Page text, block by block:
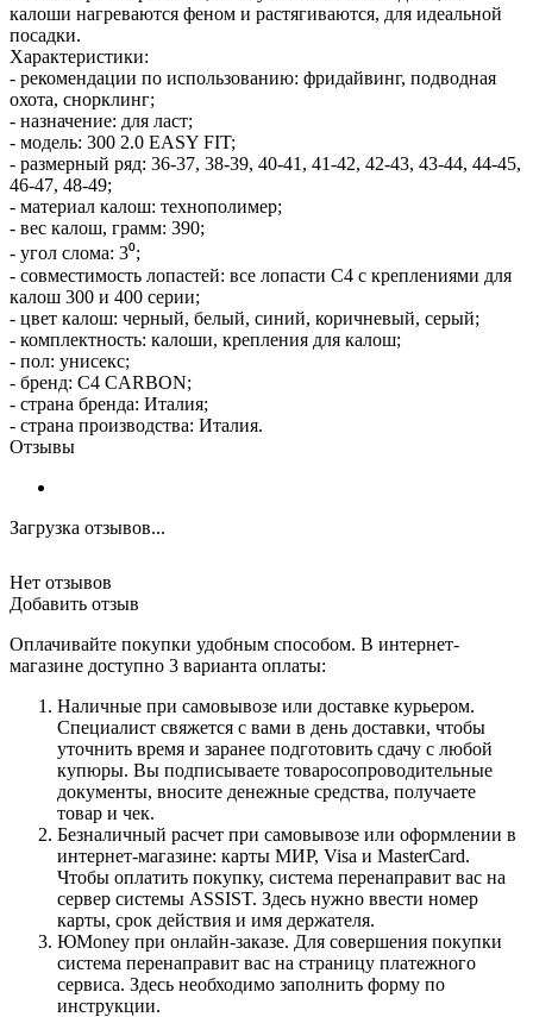
калоши нагреваются феном и растягиваются, для идеальной
посадки.
Характеристики:
- рекомендации по использованию: фридайвинг, подводная
охота, снорклинг;
- назначение: для ласт;
- модель: 300 2.0 EASY FIT;
- размерный ряд: 36-37, 38-39, 40-41, 41-42, 42-43, 43-44, 44-45,
46-47, 48-49;
- материал калош: технополимер;
- вес калош, грамм: 390;
- угол слома: 3⁰;
- совместимость лопастей: все лопасти С4 с креплениями для
калош 300 и 400 серии;
- цвет калош: черный, белый, синий, коричневый, серый;
- комплектность: калоши, крепления для калош;
- пол: унисекс;
- бренд: C4 CARBON;
- страна бренда: Италия;
- страна производства: Италия.
Отзывы
Загрузка отзывов...
Нет отзывов
Добавить отзыв
Оплачивайте покупки удобным способом. В интернет-
магазине доступно 3 варианта оплаты:
Наличные при самовывозе или доставке курьером.
Специалист свяжется с вами в день доставки, чтобы
уточнить время и заранее подготовить сдачу с любой
купюры. Вы подписываете товаросопроводительные
документы, вносите денежные средства, получаете
товар и чек.
Безналичный расчет при самовывозе или оформлении в
интернет-магазине: карты МИР, Visa и MasterCard.
Чтобы оплатить покупку, система перенаправит вас на
сервер системы ASSIST. Здесь нужно ввести номер
карты, срок действия и имя держателя.
ЮMoney при онлайн-заказе. Для совершения покупки
система перенаправит вас на страницу платежного
сервиса. Здесь необходимо заполнить форму по
инструкции.